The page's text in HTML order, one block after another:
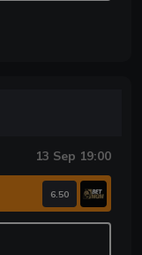
13 Sep 19:00
6.50